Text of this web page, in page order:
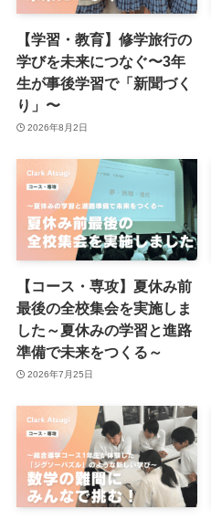
【学習・教育】修学旅行の
学びを未来につなぐ〜3年
生が事後学習で「新聞づく
り」〜
2026年8月2日
【コース・専攻】夏休み前
最後の全校集会を実施しま
した～夏休みの学習と進路
準備で未来をつくる～
2026年7月25日